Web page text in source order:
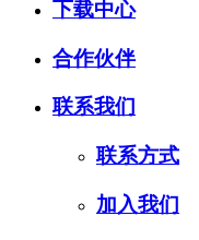
下载中心
合作伙伴
联系我们
联系方式
加入我们